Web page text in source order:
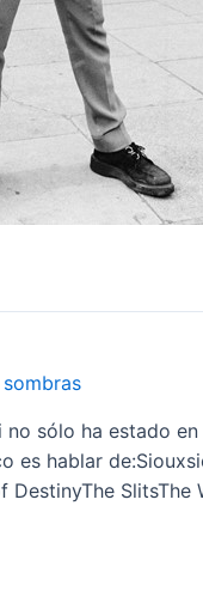
sombras
sólo ha estado
es hablar
DestinyThe